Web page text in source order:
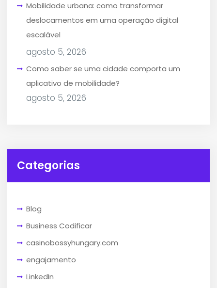
Mobilidade urbana: como transformar
deslocamentos em uma operação digital
escalável
agosto 5, 2026
Como saber se uma cidade comporta um
aplicativo de mobilidade?
agosto 5, 2026
Categorias
Blog
Business Codificar
casinobossyhungary.com
engajamento
LinkedIn